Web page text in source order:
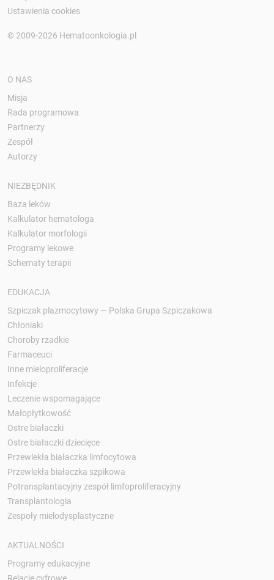
Ustawienia cookies
© 2009-2026 Hematoonkologia.pl
O NAS
Misja
Rada programowa
Partnerzy
Zespół
Autorzy
NIEZBĘDNIK
Baza leków
Kalkulator hematologa
Kalkulator morfologii
Programy lekowe
Schematy terapii
EDUKACJA
Szpiczak plazmocytowy — Polska Grupa Szpiczakowa
Chłoniaki
Choroby rzadkie
Farmaceuci
Inne mieloproliferacje
Infekcje
Leczenie wspomagające
Małopłytkowość
Ostre białaczki
Ostre białaczki dziecięce
Przewlekła białaczka limfocytowa
Przewlekła białaczka szpikowa
Potransplantacyjny zespół limfoproliferacyjny
Transplantologia
Zespoły mielodysplastyczne
AKTUALNOŚCI
Programy edukacyjne
Relacje cyfrowe